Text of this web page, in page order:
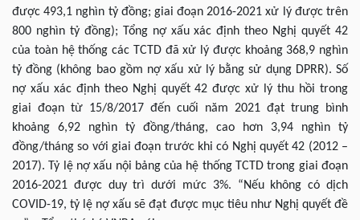
được 493,1 nghìn tỷ đồng; giai đoạn 2016-2021 xử lý được trên
800 nghìn tỷ đồng); Tổng nợ xấu xác định theo Nghị quyết 42
của toàn hệ thống các TCTD đã xử lý được khoảng 368,9 nghìn
tỷ đồng (không bao gồm nợ xấu xử lý bằng sử dụng DPRR). Số
nợ xấu xác định theo Nghị quyết 42 được xử lý thu hồi trong
giai đoạn từ 15/8/2017 đến cuối năm 2021 đạt trung bình
khoảng 6,92 nghìn tỷ đồng/tháng, cao hơn 3,94 nghìn tỷ
đồng/tháng so với giai đoạn trước khi có Nghị quyết 42 (2012 –
2017). Tỷ lệ nợ xấu nội bảng của hệ thống TCTD trong giai đoạn
2016-2021 được duy trì dưới mức 3%. “Nếu không có dịch
COVID-19, tỷ lệ nợ xấu sẽ đạt được mục tiêu như Nghị quyết đề